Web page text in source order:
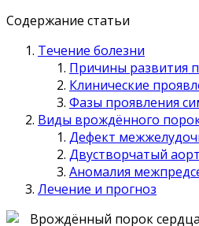
Содержание статьи
Течение болезни
Причины развития
Клинические
Фазы проявления
Виды врождённого
Дефект
Двустворчатый
Аномалия
Лечение и прогноз